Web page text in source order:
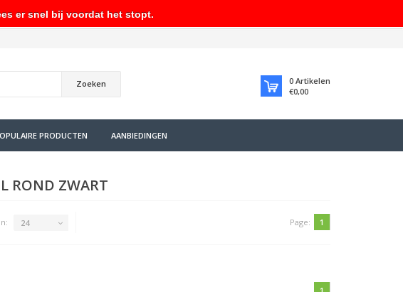
Zoeken 0 Artikelen
€0,00
PRODUCTEN AANBIEDINGEN
ROND ZWART
24 Page: 1
er snel bij voordat het stopt.